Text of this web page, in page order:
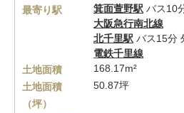
最寄り駅
箕面萱野駅 バス10
大阪急行南北線
北千里駅 バス15分
電鉄千里線
土地面積
168.17m²
土地面積
（坪）
50.87坪